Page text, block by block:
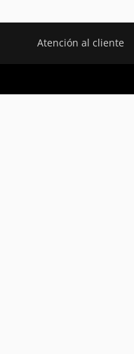
Atención al cliente